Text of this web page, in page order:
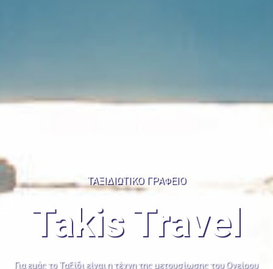
ΤΑΞΙΔΙΩΤΙΚΟ ΓΡΑΦΕΙΟ
Takis Travel
Για εμάς το Ταξίδι είναι η τέχνη της μετουσίωσης του Ονείρου